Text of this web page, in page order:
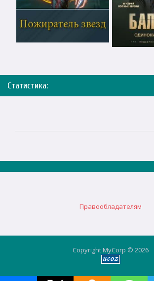
Статистика:
Правообладателям
Copyright MyCorp © 2026